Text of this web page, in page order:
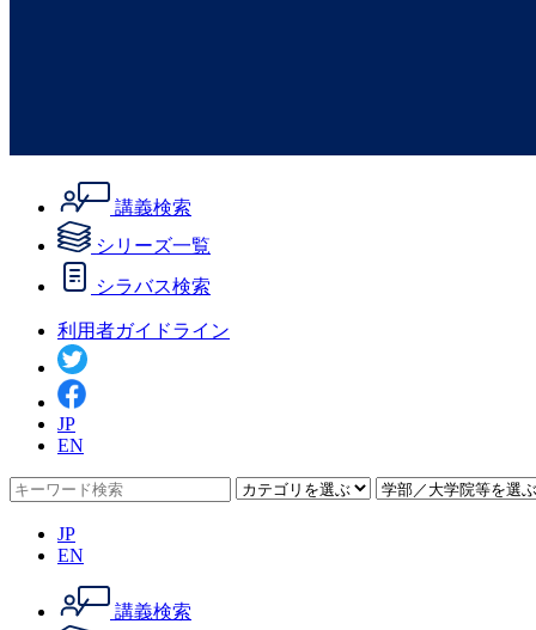
講義検索
シリーズ一覧
シラバス検索
利用者ガイドライン
JP
EN
JP
EN
講義検索